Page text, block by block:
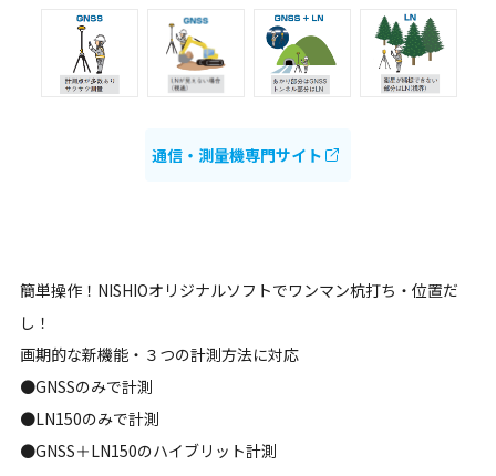
通信・測量機専門サイト
簡単操作！NISHIOオリジナルソフトでワンマン杭打ち・位置だ
し！
画期的な新機能・３つの計測方法に対応
●GNSSのみで計測
●LN150のみで計測
●GNSS＋LN150のハイブリット計測